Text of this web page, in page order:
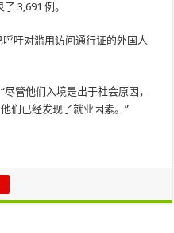
3,691 例。
吁对滥用访问通行证的外国人
管他们入境是出于社会原因，
们已经发现了就业因素。”